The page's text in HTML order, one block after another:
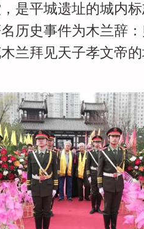
是平城遗址的城内
历史事件为木兰辞
兰拜见天子孝文帝